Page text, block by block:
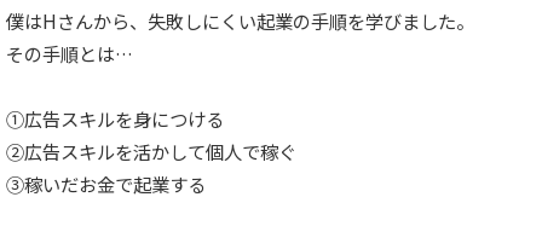
僕はHさんから、失敗しにくい起業の手順を学びました。
その手順とは…
①広告スキルを身につける
②広告スキルを活かして個人で稼ぐ
③稼いだお金で起業する